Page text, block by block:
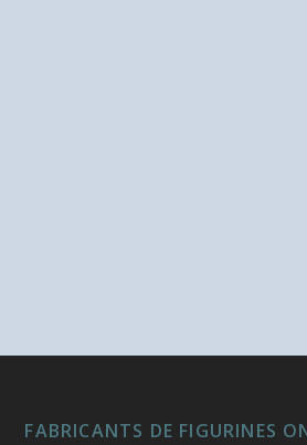
FABRICANTS DE FIGURINES